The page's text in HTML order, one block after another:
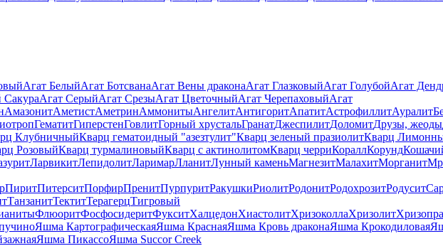
Агат БелыйАгат БотсванаАгат Вены драконаАгат ГлазковыйАгат ГолубойАгат
СакураАгат СерыйАгат СрезыАгат ЦветочныйАгат ЧерепаховыйАгат
АмазонитАметистАметринАммонитыАнгелитАнтигоритАпатитАстрофиллитАуралит
ГематитГиперстенГовлитГорный хрустальГранатДжеспилитДоломитДрузы, жеоды
КлубничныйКварц гематоидный "азезтулит"Кварц зеленый празиолитКварц
РозовыйКварц турмалиновыйКварц с актинолитомКварц черриКораллКорунд
ЛарвикитЛепидолитЛаримарЛланитЛунный каменьМагнезитМалахитМорганит
ПиритПитерситПорфирПренитПурпуритРакушкиРиолитРодонитРодохрозитРодусит
ТанзанитТектитТерагерцТигровый
ФлюоритФосфосидеритФукситХалцедонХиастолитХризоколлаХризолит
Яшма КартографическаяЯшма КраснаяЯшма Кровь драконаЯшма Крокодиловая
Яшма ПикассоЯшма Succor Creek